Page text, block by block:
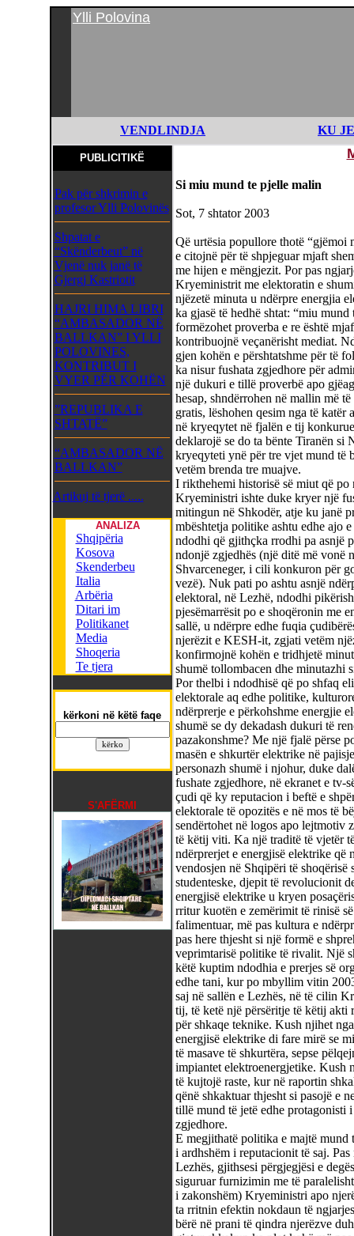
Ylli Polovina
VENDLINDJA KU
PUBLICITIKË
Pak për shkrimin e
profesor Ylli Polovinës
Shpatat e
“Skënderbeut” në
Vjenë nuk janë të
Gjergj Kastriotit
HAJRI HIMA LIBRI
“AMBASADOR NË
BALLKAN” I YLLI
POLOVINES,
KONTRIBUT I
VYER PËR KOHËN
”REPUBLIKA E
SHTATË”
“AMBASADOR NË
BALLKAN”
Artikuj të tjerë .....
ANALIZA
Shqipëria
Kosova
Skenderbeu
Italia
Arbëria
Ditari im
Politikanet
Media
Shoqeria
Te tjera
kërkoni në këtë faqe
S'AFËRMI
Si miu mund te pjelle malin
Sot, 7 shtator 2003
Që urtësia popullore thotë
e citojnë për të shpjeguar mjaft
me hijen e mëngjezit. Por pas
Kryeministrit me elektoratin e
njëzetë minuta u ndërpre energjia
ka gjasë të hedhë shtat: “miu
formëzohet proverba e re është
kontribuojnë veçanërisht mediat.
gjen kohën e përshtatshme për të
ka nisur fushata zgjedhore për
një dukuri e tillë proverbë apo
hesap, shndërrohen në mallin më
gratis, lëshohen qesim nga të
në kryeqytet në fjalën e tij
deklarojë se do ta bënte Tiranën si
kryeqyteti ynë për tre vjet mund të
vetëm brenda tre muajve.
I rikthehemi historisë së miut që
Kryeministri ishte duke kryer një
mitingun në Shkodër, atje ku janë
mbështetja politike ashtu edhe ajo
ndodhi që gjithçka rrodhi pa asnjë
ndonjë zgjedhës (një ditë më vonë
Shvarceneger, i cili konkuron për
vezë). Nuk pati po ashtu asnjë
elektoral, në Lezhë, ndodhi
pjesëmarrësit po e shoqëronin me
sallë, u ndërpre edhe fuqia
njerëzit e KESH-it, zgjati vetëm
konfirmojnë kohën e tridhjetë
shumë tollombacen dhe minutazhi
Por thelbi i ndodhisë që po shfaq
elektorale aq edhe politike,
ndërprerje e përkohshme energjie
shumë se dy dekadash dukuri të
pazakonshme? Me një fjalë përse
masën e shkurtër elektrike në
personazh shumë i njohur, duke
fushate zgjedhore, në ekranet e tv-
çudi që ky reputacion i beftë e
elektorale të opozitës e në mos të
sendërtohet në logos apo lejtmotiv
të këtij viti. Ka një traditë të vjetër
ndërprerjet e energjisë elektrike
vendosjen në Shqipëri të shoqërisë
studenteske, djepit të revolucionit
energjisë elektrike u kryen
rritur kuotën e zemërimit të rinisë
falimentuar, më pas kultura e
pas here thjesht si një formë e
veprimtarisë politike të rivalit. Një
këtë kuptim ndodhia e prerjes së
edhe tani, kur po mbyllim vitin
saj në sallën e Lezhës, në të cilin
tij, të ketë një përsëritje të këtij akti
për shkaqe teknike. Kush njihet
energjisë elektrike di fare mirë se
të masave të shkurtëra, sepse
impiantet elektroenergjetike. Kush
të kujtojë raste, kur në raportin
qënë shkaktuar thjesht si pasojë e
tillë mund të jetë edhe protagonisti
zgjedhore.
E megjithatë politika e majtë mund
i ardhshëm i reputacionit të saj.
Lezhës, gjithsesi përgjegjësi e
siguruar furnizimin me të
i zakonshëm) Kryeministri apo
ta rritnin efektin nokdaun të
bërë në prani të qindra njerëzve